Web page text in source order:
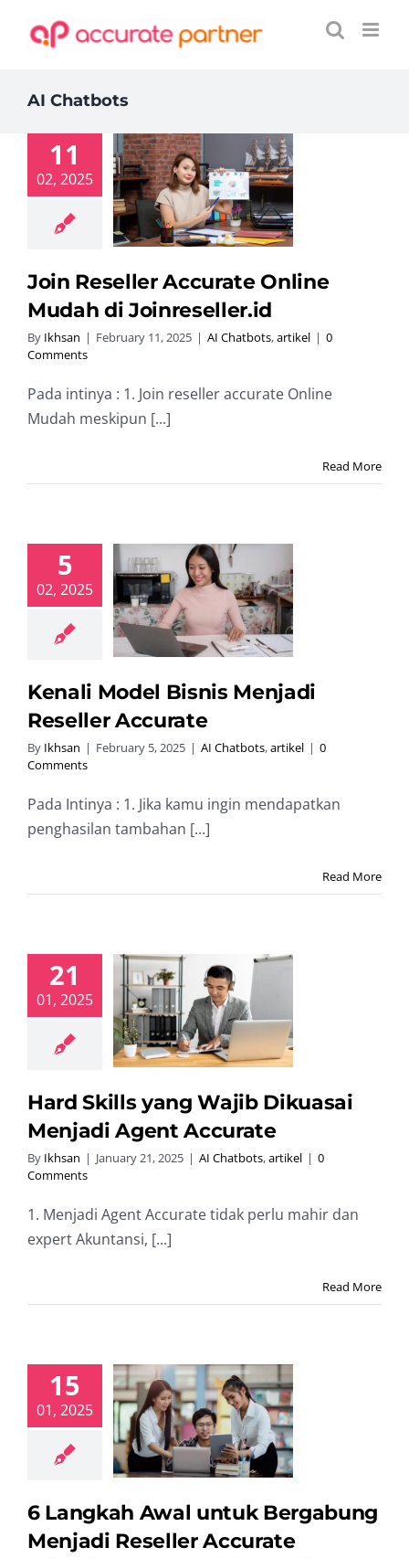
AI Chatbots
11
02, 2025
Reseller
Online
Join Reseller Accurate Online
Mudah di Joinreseller.id
By Ikhsan | February 11, 2025 | AI Chatbots,artikel | 0
Comments
Pada intinya : 1. Join reseller accurate Online
Mudah meskipun [...]
Read More
5
02, 2025
Model
Menjadi
Accurate
Kenali Model Bisnis Menjadi
Reseller Accurate
By Ikhsan | February 5, 2025 | AI Chatbots,artikel | 0
Comments
Pada Intinya : 1. Jika kamu ingin mendapatkan
penghasilan tambahan [...]
Read More
21
01, 2025
yang
Dikuasai
Agent
Hard Skills yang Wajib Dikuasai
Menjadi Agent Accurate
By Ikhsan | January 21, 2025 | AI Chatbots,artikel | 0
Comments
1. Menjadi Agent Accurate tidak perlu mahir dan
expert Akuntansi, [...]
Read More
15
01, 2025
Awal
Bergabung
Reseller
6 Langkah Awal untuk Bergabung
Menjadi Reseller Accurate